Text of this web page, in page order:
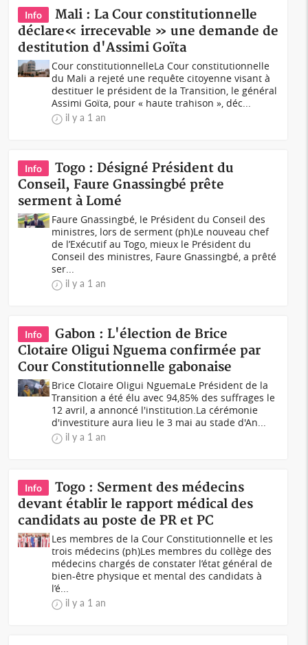
Info
Mali : La Cour constitutionnelle
déclare« irrecevable » une demande de
destitution d'Assimi Goïta
Cour constitutionnelleLa Cour constitutionnelle
du Mali a rejeté une requête citoyenne visant à
destituer le président de la Transition, le général
Assimi Goïta, pour « haute trahison », déc...
il y a 1 an
Info
Togo : Désigné Président du
Conseil, Faure Gnassingbé prête
serment à Lomé
Faure Gnassingbé, le Président du Conseil des
ministres, lors de serment (ph)Le nouveau chef
de l’Exécutif au Togo, mieux le Président du
Conseil des ministres, Faure Gnassingbé, a prêté
ser...
il y a 1 an
Info
Gabon : L'élection de Brice
Clotaire Oligui Nguema confirmée par
Cour Constitutionnelle gabonaise
Brice Clotaire Oligui NguemaLe Président de la
Transition a été élu avec 94,85% des suffrages le
12 avril, a annoncé l'institution.La cérémonie
d'investiture aura lieu le 3 mai au stade d'An...
il y a 1 an
Info
Togo : Serment des médecins
devant établir le rapport médical des
candidats au poste de PR et PC
Les membres de la Cour Constitutionnelle et les
trois médecins (ph)Les membres du collège des
médecins chargés de constater l’état général de
bien-être physique et mental des candidats à
l’é...
il y a 1 an